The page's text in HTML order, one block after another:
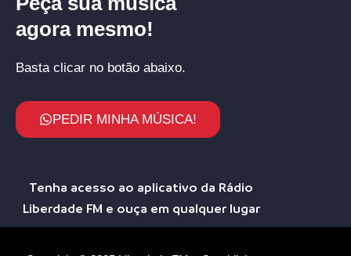
agora mesmo!
Basta clicar no botão abaixo.
PEDIR MINHA MÚSICA!
Tenha acesso ao aplicativo da Rádio
Liberdade FM e ouça em qualquer lugar